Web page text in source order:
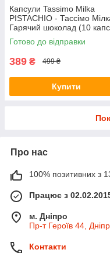
Капсули Tassimo Milka
PISTACHIO - Тассімо
Гарячий шоколад (10
= 10 порцій = 160 грамів)
Готово до відправки
389 ₴ 499 ₴
Купити
Про нас
100% позитивних з
Працює з
м. Дніпро
Пр-т Героїв 44,
Контакти